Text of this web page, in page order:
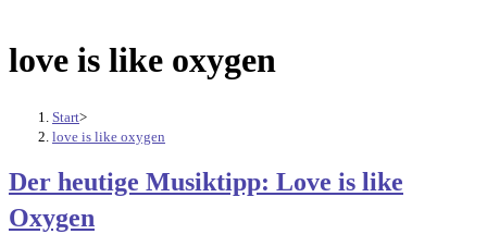
love is like oxygen
Start>
love is like oxygen
Der heutige Musiktipp: Love is like
Oxygen